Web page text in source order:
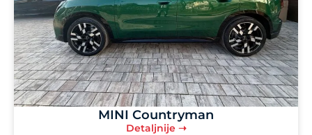
MINI Countryman
Detaljnije ➝